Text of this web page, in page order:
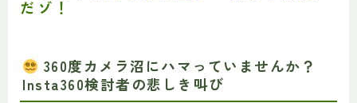
だゾ！
360度カメラ沼にハマっていませんか？
Insta360検討者の悲しき叫び